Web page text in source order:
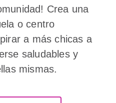
Crea una
o centro
a más chicas a
saludables y
mismas.